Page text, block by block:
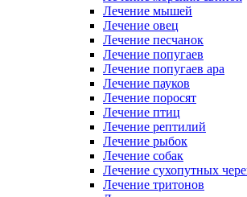
Лечение мышей
Лечение овец
Лечение песчанок
Лечение попугаев
Лечение попугаев ара
Лечение пауков
Лечение поросят
Лечение птиц
Лечение рептилий
Лечение рыбок
Лечение собак
Лечение сухопутных
Лечение тритонов